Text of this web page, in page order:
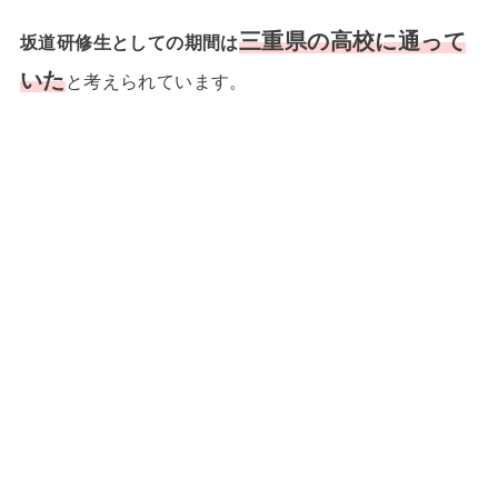
坂道研修生としての期間は三重県の高校に通って
いたと考えられています。